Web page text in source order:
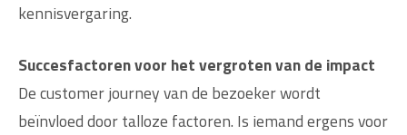
kennisvergaring.
Succesfactoren voor het vergroten van de impact
De customer journey van de bezoeker wordt
beïnvloed door talloze factoren. Is iemand ergens voor